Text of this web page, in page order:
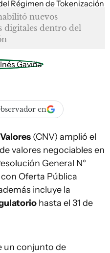
nuevos
digitales dentro del
en
(CNV) amplió el
de valores negociables en
General N°
Oferta Pública
incluye la
hasta el 31 de
un conjunto de